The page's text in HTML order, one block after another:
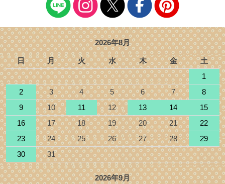
2026年8月
日 月 火 水 木 金
土
1
2
3 4 5 6 7
8
9
10 11 12 13 14
15
16
17 18 19 20 21
22
23
24 25 26 27 28
29
30
31
2026年9月